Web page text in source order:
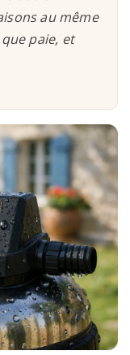
au même
paie, et